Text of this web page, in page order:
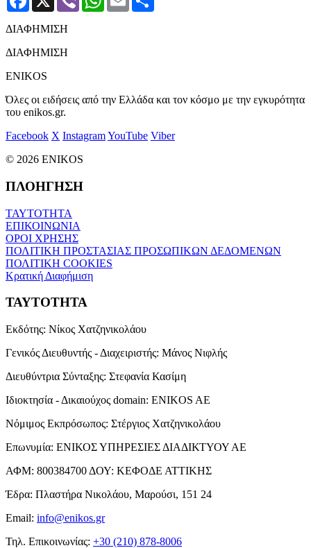
ΔΙΑΦΗΜΙΣΗ
ΔΙΑΦΗΜΙΣΗ
ENIKOS
Όλες οι ειδήσεις από την Ελλάδα και τον κόσμο με την εγκυρότητα
του enikos.gr.
Facebook X InstagramYouTube Viber
© 2026 ENIKOS
ΠΛΟΗΓΗΣΗ
ΤΑΥΤΟΤΗΤΑ
ΕΠΙΚΟΙΝΩΝΙΑ
ΟΡΟΙ ΧΡΗΣΗΣ
ΠΟΛΙΤΙΚΗ ΠΡΟΣΤΑΣΙΑΣ ΠΡΟΣΩΠΙΚΩΝ ΔΕΔΟΜΕΝΩΝ
ΠΟΛΙΤΙΚΗ COOKIES
Κρατική Διαφήμιση
ΤΑΥΤΟΤΗΤΑ
Εκδότης: Νίκος Χατζηνικολάου
Γενικός Διευθυντής - Διαχειριστής: Μάνος Νιφλής
Διευθύντρια Σύνταξης: Στεφανία Κασίμη
Ιδιοκτησία - Δικαιούχος domain: ENIKOS AE
Νόμιμος Εκπρόσωπος: Στέργιος Χατζηνικολάου
Επωνυμία: ΕΝΙΚΟΣ ΥΠΗΡΕΣΙΕΣ ΔΙΑΔΙΚΤΥΟΥ ΑΕ
ΑΦΜ: 800384700 ΔΟΥ: ΚΕΦΟΔΕ ΑΤΤΙΚΗΣ
Έδρα: Πλαστήρα Νικολάου, Μαρούσι, 151 24
Email: info@enikos.gr
Τηλ. Επικοινωνίας: +30 (210) 878-8006